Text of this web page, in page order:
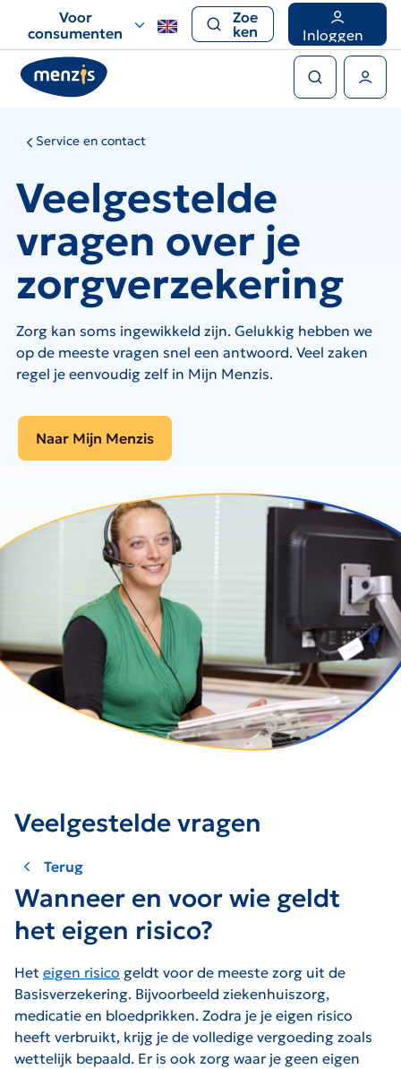
voor
snelle
navigatie
Voor
consumenten
Zoe
ken
Inloggen
Service en contact
Veelgestelde
vragen over je
zorgverzekering
Zorg kan soms ingewikkeld zijn. Gelukkig hebben we
op de meeste vragen snel een antwoord. Veel zaken
regel je eenvoudig zelf in Mijn Menzis.
Naar Mijn Menzis
Veelgestelde vragen
Terug
Wanneer en voor wie geldt
het eigen risico?
Het eigen risico geldt voor de meeste zorg uit de
Basisverzekering. Bijvoorbeeld ziekenhuiszorg,
medicatie en bloedprikken. Zodra je je eigen risico
heeft verbruikt, krijg je de volledige vergoeding zoals
wettelijk bepaald. Er is ook zorg waar je geen eigen